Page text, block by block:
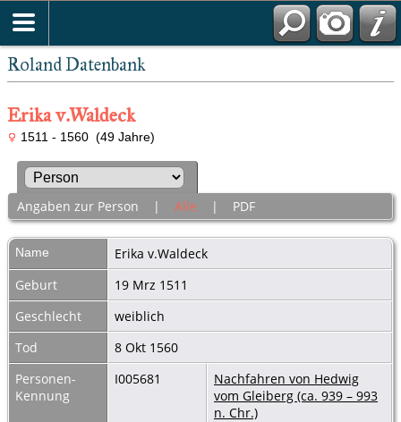
Roland Datenbank
Erika v.Waldeck
1511 - 1560 (49 Jahre)
Angaben zur Person | Alle | PDF
Name Erika v.Waldeck
Geburt
19 Mrz 1511
Geschlecht
weiblich
Tod
8 Okt 1560
Personen-
Kennung
I005681
Nachfahren von Hedwig
vom Gleiberg (ca. 939 – 993
n. Chr.)